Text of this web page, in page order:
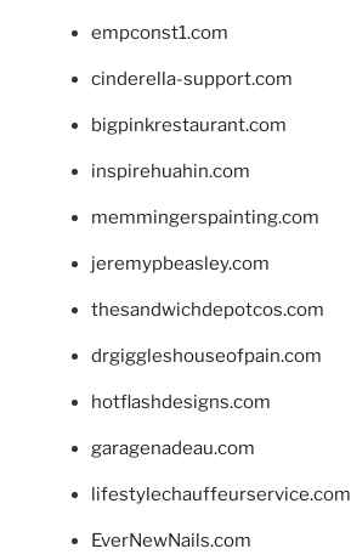
empconst1.com
cinderella-support.com
bigpinkrestaurant.com
inspirehuahin.com
memmingerspainting.com
jeremypbeasley.com
thesandwichdepotcos.com
drgiggleshouseofpain.com
hotflashdesigns.com
garagenadeau.com
lifestylechauffeurservice.com
EverNewNails.com